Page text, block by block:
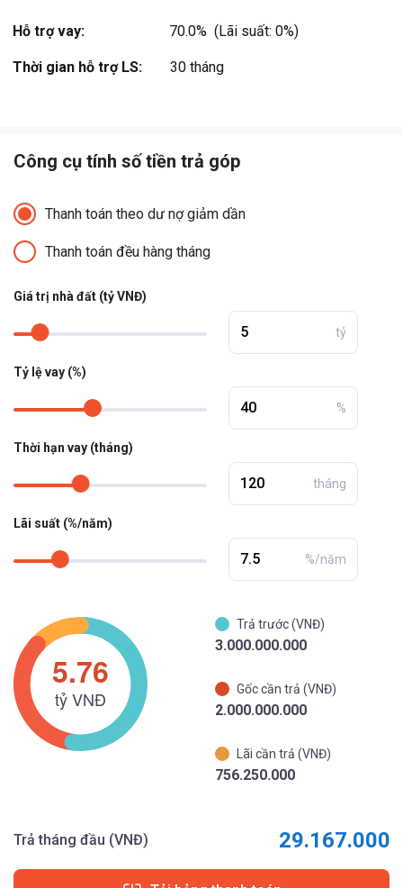
Xem thêm
Hỗ trợ vay: 70.0%  (Lãi suất: 0%)
Thời gian hỗ trợ LS: 30 tháng
Công cụ tính số tiền trả góp
Thanh toán theo dư nợ giảm dần
Thanh toán đều hàng tháng
Giá trị nhà đất (tỷ VNĐ)
tỷ
Tỷ lệ vay (%)
%
Thời hạn vay (tháng)
tháng
Lãi suất (%/năm)
%/năm
Trả trước (VNĐ)
3.000.000.000
Gốc cần trả (VNĐ)
2.000.000.000
Lãi cần trả (VNĐ)
756.250.000
Trả tháng đầu (VNĐ) 29.167.000